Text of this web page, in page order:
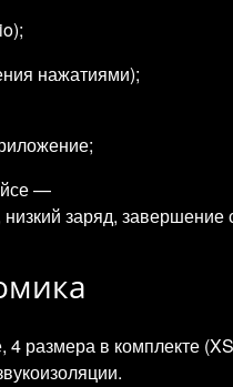
нажатиями);
—
заряд,
размера в комплекте